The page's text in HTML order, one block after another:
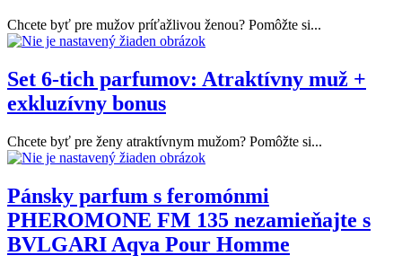
Chcete byť pre mužov príťažlivou ženou? Pomôžte si...
Set 6-tich parfumov: Atraktívny muž +
exkluzívny bonus
Chcete byť pre ženy atraktívnym mužom? Pomôžte si...
Pánsky parfum s feromónmi
PHEROMONE FM 135 nezamieňajte s
BVLGARI Aqva Pour Homme